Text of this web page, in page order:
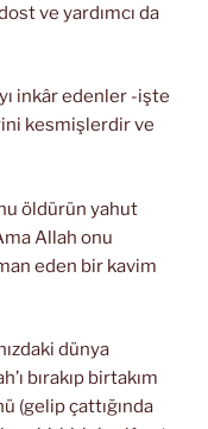
ve yardımcı da
inkâr edenler -işte
kesmişlerdir ve
öldürün yahut
Allah onu
eden bir kavim
dünya
bırakıp birtakım
(gelip çattığında